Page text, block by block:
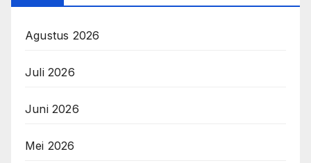
Agustus 2026
Juli 2026
Juni 2026
Mei 2026